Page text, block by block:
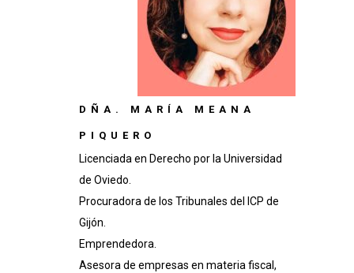
DÑA. MARÍA MEANA
PIQUERO
Licenciada en Derecho por la Universidad
de Oviedo.
Procuradora de los Tribunales del ICP de
Gijón.
Emprendedora.
Asesora de empresas en materia fiscal,